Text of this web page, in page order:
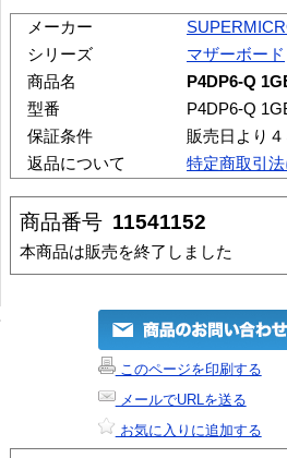
メーカー
シリーズ
マザーボード
商品名
P4DP6-Q
型番
P4DP6-Q
保証条件
販売日より
返品について
特定商取引
商品番号 11541152
本商品は販売を終了しました
このページを印刷する
メールでURLを送る
お気に入りに追加する